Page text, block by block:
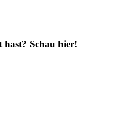
hast? Schau hier!